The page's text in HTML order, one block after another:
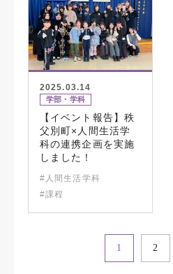
2025.03.14
学部・学科
【イベント報告】秩
父別町×人間生活学
科の連携企画を実施
しました！
#人間生活学科
#課程
1 2